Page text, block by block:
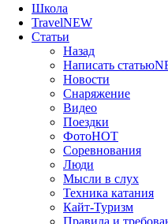
Школа
TravelNEW
Статьи
Назад
Написать статью
Новости
Снаряжение
Видео
Поездки
ФотоHOT
Соревнования
Люди
Мысли в слух
Техника катания
Кайт-Туризм
Правила и